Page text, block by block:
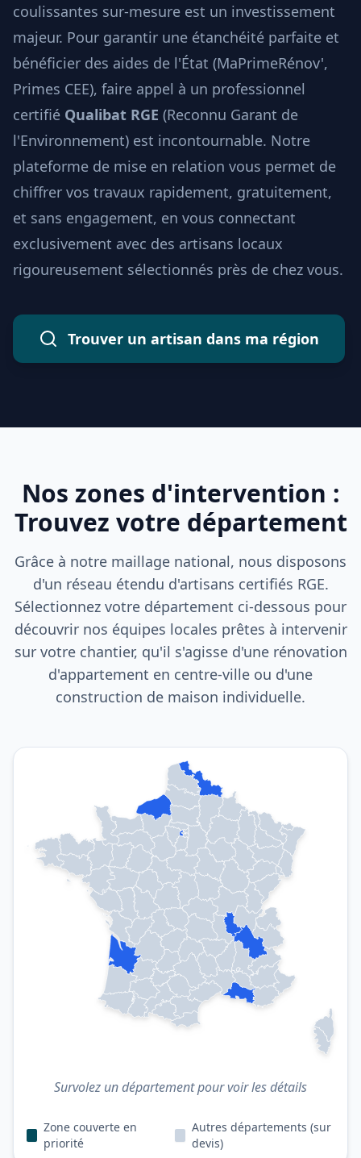
coulissantes sur-mesure est un investissement
majeur. Pour garantir une étanchéité parfaite et
bénéficier des aides de l'État (MaPrimeRénov',
Primes CEE), faire appel à un professionnel
certifié Qualibat RGE (Reconnu Garant de
l'Environnement) est incontournable. Notre
plateforme de mise en relation vous permet de
chiffrer vos travaux rapidement, gratuitement,
et sans engagement, en vous connectant
exclusivement avec des artisans locaux
rigoureusement sélectionnés près de chez vous.
Trouver un artisan dans ma région
Nos zones d'intervention :
Trouvez votre département
Grâce à notre maillage national, nous disposons
d'un réseau étendu d'artisans certifiés RGE.
Sélectionnez votre département ci-dessous pour
découvrir nos équipes locales prêtes à intervenir
sur votre chantier, qu'il s'agisse d'une rénovation
d'appartement en centre-ville ou d'une
construction de maison individuelle.
Survolez un département pour voir les détails
Zone couverte en
priorité
Autres départements (sur
devis)